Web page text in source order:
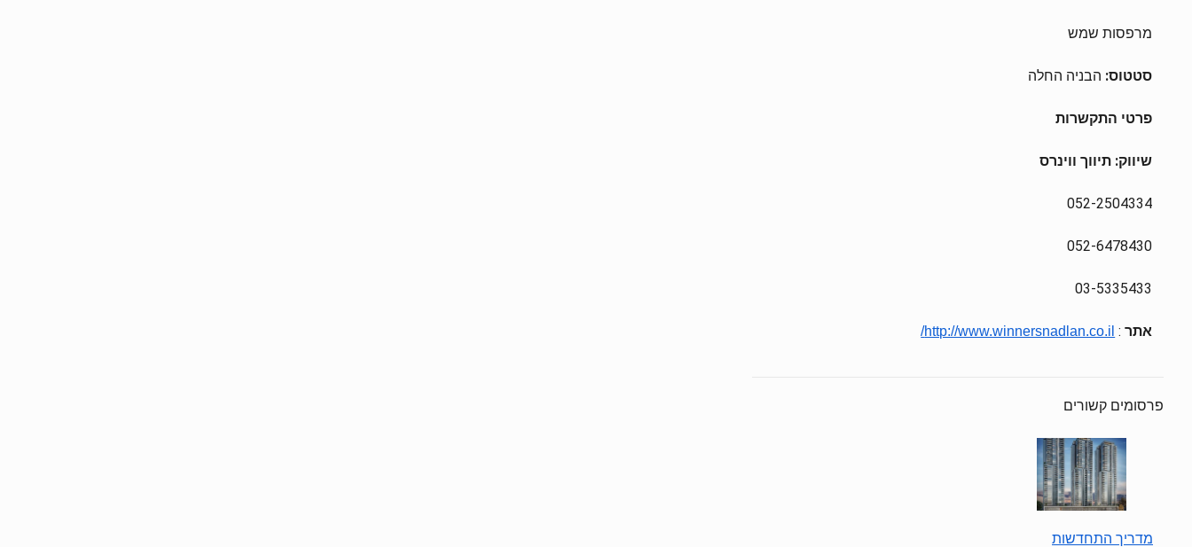
מרפסות שמש
סטטוס: הבניה החלה
פרטי התקשרות
שיווק: תיווך ווינרס
052-2504334
052-6478430
03-5335433
אתר :
http://www.winnersnadlan.co.il/
פרסומים קשורים
מדריך התחדשות